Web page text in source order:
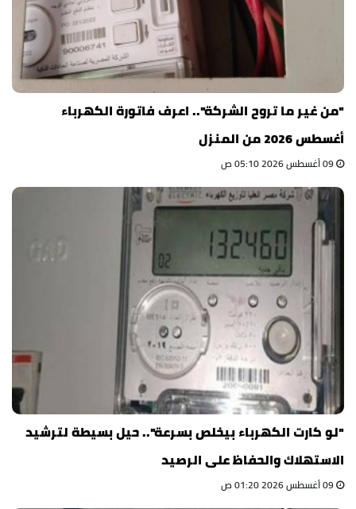
"من غير ما تروح الشركة".. اعرف فاتورة الكهرباء
أغسطس 2026 من المنزل
"لو كارت الكهرباء بيخلص بسرعة".. حيل بسيطة لترشيد
الاستهلاك والحفاظ على الرصيد